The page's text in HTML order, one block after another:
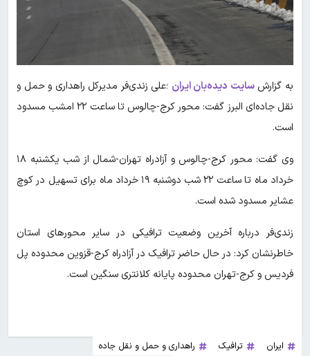
به گزارشسایت دیده‌بان ایران ؛علی زندی‌فر مدیرکل راهداری و حمل و
نقل جاده‌ای البرز گفت: محور کرج-چالوس تا ساعت ۲۲ امشب مسدود
است.
وی گفت: محور کرج-چالوس و آزادراه تهران-شمال از شب یکشنبه ۱۸
خرداد ماه تا ساعت ۲۲ شب دوشنبه ۱۹ خرداد ماه برای تسهیل در کوچ
عشایر مسدود شده است.
زندی‌فر درباره آخرین وضعیت ترافیکی در سایر محورهای استان
خاطرنشان کرد: در حال حاضر ترافیک در آزادراه کرج-قزوین محدوده پل
فردیس و کرج-تهران محدوده پایانه کلانتری سنگین است.
ایران ترافیک
راهداری و حمل و نقل جاده